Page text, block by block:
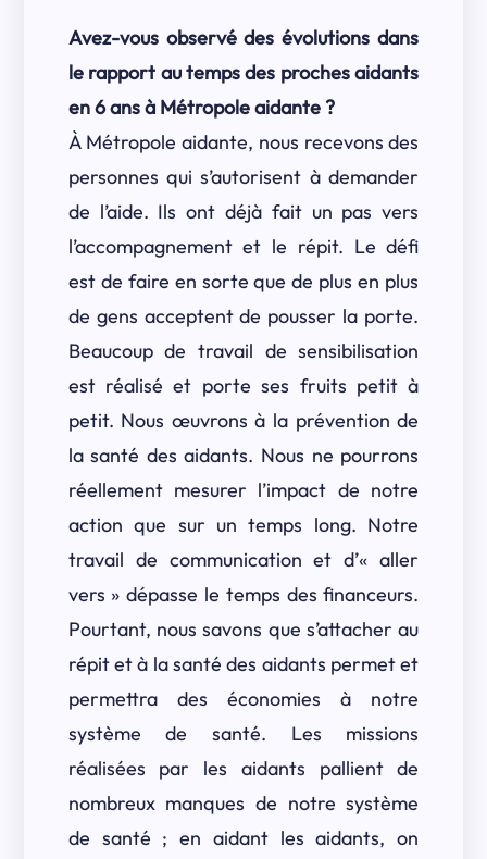
Avez-vous observé des évolutions dans
le rapport au temps des proches aidants
en 6 ans à Métropole aidante ?
À Métropole aidante, nous recevons des
personnes qui s’autorisent à demander
de l’aide. Ils ont déjà fait un pas vers
l’accompagnement et le répit. Le défi
est de faire en sorte que de plus en plus
de gens acceptent de pousser la porte.
Beaucoup de travail de sensibilisation
est réalisé et porte ses fruits petit à
petit. Nous œuvrons à la prévention de
la santé des aidants. Nous ne pourrons
réellement mesurer l’impact de notre
action que sur un temps long. Notre
travail de communication et d’« aller
vers » dépasse le temps des financeurs.
Pourtant, nous savons que s’attacher au
répit et à la santé des aidants permet et
permettra des économies à notre
système de santé. Les missions
réalisées par les aidants pallient de
nombreux manques de notre système
de santé ; en aidant les aidants, on